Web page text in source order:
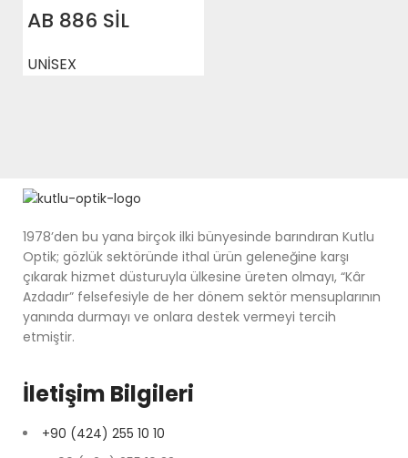
AB 886 SİL
UNİSEX
1978’den bu yana birçok ilki bünyesinde barındıran Kutlu
Optik; gözlük sektöründe ithal ürün geleneğine karşı
çıkarak hizmet düsturuyla ülkesine üreten olmayı, “Kâr
Azdadır” felsefesiyle de her dönem sektör mensuplarının
yanında durmayı ve onlara destek vermeyi tercih
etmiştir.
İletişim Bilgileri
+90 (424) 255 10 10